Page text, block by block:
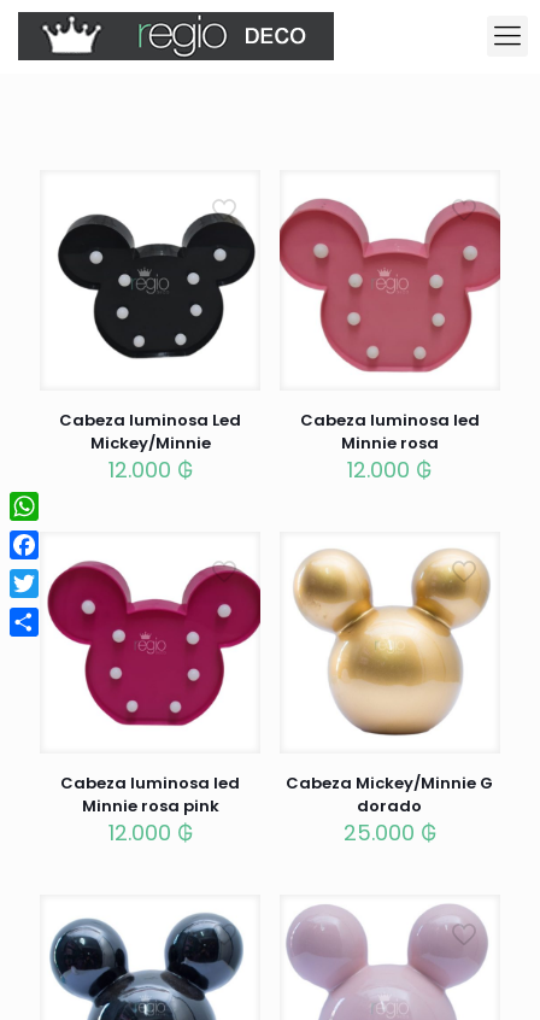
Cabeza luminosa Led
Mickey/Minnie
12.000 ₲
Cabeza luminosa led
Minnie rosa
12.000 ₲
Cabeza luminosa led
Minnie rosa pink
12.000 ₲
Cabeza Mickey/Minnie G
dorado
25.000 ₲
WhatsApp
Facebook
Twitter
Compartir